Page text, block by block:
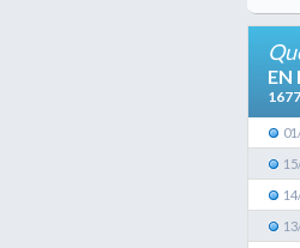
EN